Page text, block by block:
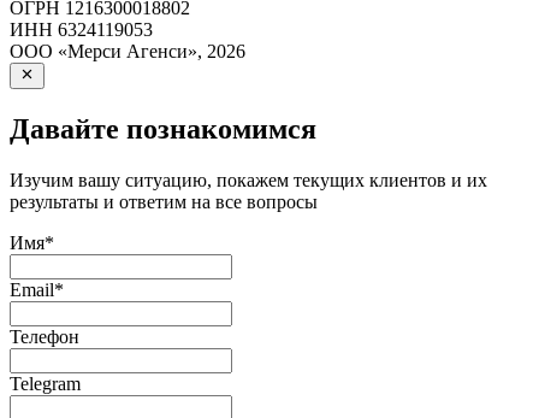
ОГРН 1216300018802
ИНН 6324119053
ООО «Мерси Агенси», 2026
Давайте познакомимся
Изучим вашу ситуацию, покажем текущих клиентов и их
результаты и ответим на все вопросы
Имя*
Email*
Телефон
Telegram